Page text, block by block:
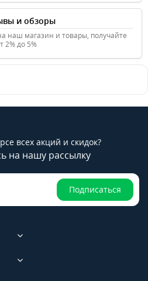
и обзоры
наш магазин и товары, получайте
2% до 5%
всех акций и скидок?
на нашу рассылку
Подписаться